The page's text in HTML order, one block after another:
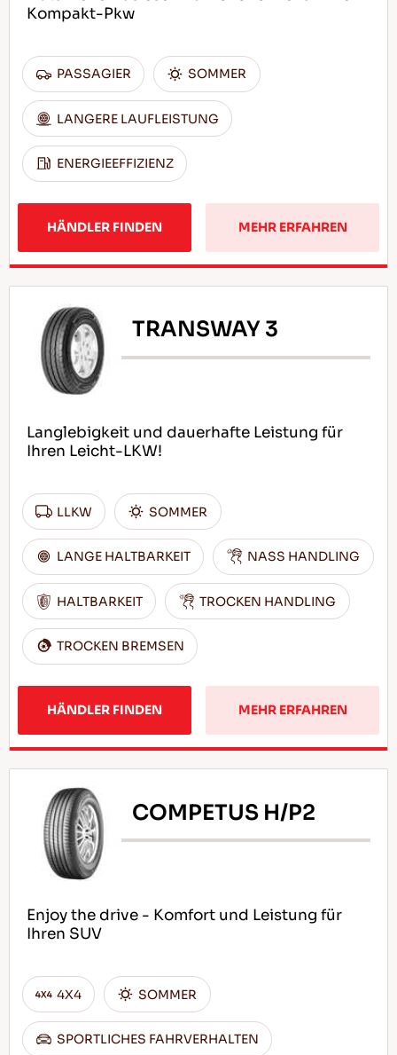
Kompakt-Pkw
PASSAGIER SOMMER
LANGERE LAUFLEISTUNG
ENERGIEEFFIZIENZ
HÄNDLER FINDEN MEHR ERFAHREN
TRANSWAY 3
Langlebigkeit und dauerhafte Leistung für
Ihren Leicht-LKW!
LLKW SOMMER
LANGE HALTBARKEIT NASS HANDLING
HALTBARKEIT TROCKEN HANDLING
TROCKEN BREMSEN
HÄNDLER FINDEN MEHR ERFAHREN
COMPETUS H/P2
Enjoy the drive - Komfort und Leistung für
Ihren SUV
4X4 SOMMER
SPORTLICHES FAHRVERHALTEN